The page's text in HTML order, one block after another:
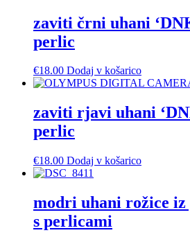
zaviti črni uhani
perlic
€18.00 Dodaj v košarico
zaviti rjavi uhani
perlic
€18.00 Dodaj v košarico
modri uhani rožice iz
s perlicami